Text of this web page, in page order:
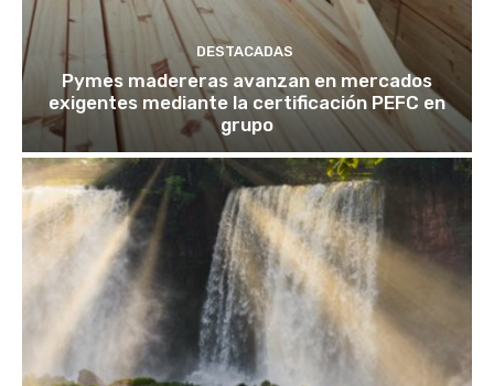
DESTACADAS
Pymes madereras avanzan en mercados
exigentes mediante la certificación PEFC en
grupo